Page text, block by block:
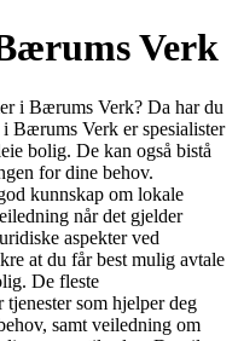
Verk
i Bærums Verk? Da har du
Bærums Verk er spesialister
bolig. De kan også bistå
for dine behov.
kunnskap om lokale
når det gjelder
aspekter ved
at du får best mulig avtale
De fleste
som hjelper deg
samt veiledning om